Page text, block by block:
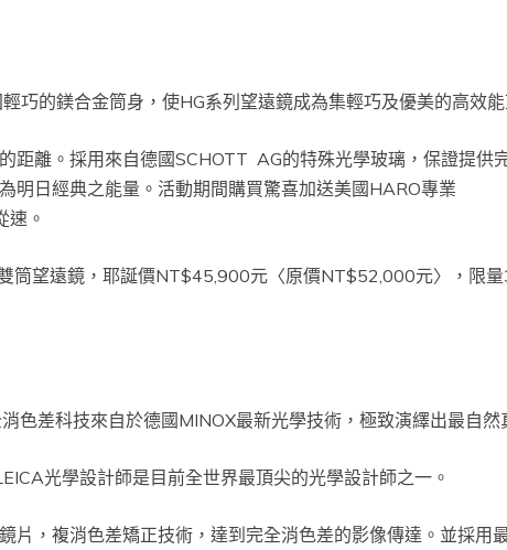
巧的鎂合金筒身，使HG系列望遠鏡成為集輕巧及優美的高效
距離。採用來自德國SCHOTT AG的特殊光學玻璃，保證提供
明日經典之能量。活動期間購買驚喜加送美國HARO專業
速。
望遠鏡，耶誕價NT$45,900元〈原價NT$52,000元〉，限量
色差科技來自於德國MINOX最新光學技術，極致演繹出最自
光學設計師是目前全世界最頂尖的光學設計師之一。
片，複消色差矯正技術，達到完全消色差的影像傳達。並採用